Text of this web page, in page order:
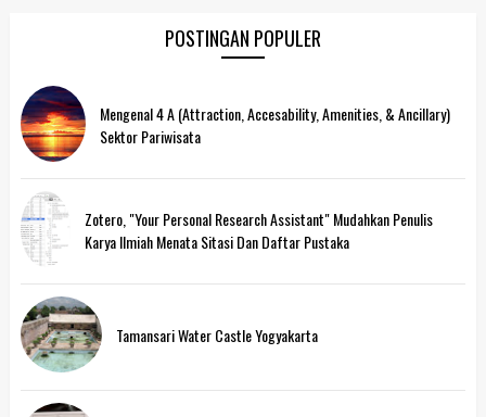
POSTINGAN POPULER
Mengenal 4 A (Attraction, Accesability, Amenities, & Ancillary)
Sektor Pariwisata
Zotero, "Your Personal Research Assistant" Mudahkan Penulis
Karya Ilmiah Menata Sitasi Dan Daftar Pustaka
Tamansari Water Castle Yogyakarta